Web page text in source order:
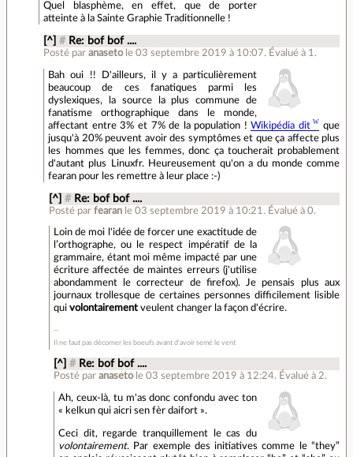
Quel blasphème, en effet, que de porter
atteinte à la Sainte Graphie Traditionnelle !
[^] # Re: bof bof ....
Posté paranaseto le 03 septembre 2019 à 10:07. Évalué à 1 .
Bah oui !! D'ailleurs, il y a particulièrement
beaucoup de ces fanatiques parmi les
dyslexiques, la source la plus commune de
fanatisme orthographique dans le monde,
affectant entre 3% et 7% de la population !Wikipédia dit
que
jusqu'à 20% peuvent avoir des symptômes et que ça affecte plus
les hommes que les femmes, donc ça toucherait probablement
d'autant plus Linuxfr. Heureusement qu'on a du monde comme
fearan pour les remettre à leur place :-)
[^] # Re: bof bof ....
Posté par fearan le 03 septembre 2019 à 10:21 . Évalué à 0.
Loin de moi l'idée de forcer une exactitude de
l’orthographe, ou le respect impératif de la
grammaire, étant moi même impacté par une
écriture affectée de maintes erreurs (j'utilise
abondamment le correcteur de firefox). Je pensais plus aux
journaux trollesque de certaines personnes difficilement lisible
qui volontairementveulent changer la façon d'écrire.
Il ne faut pas décorner les boeufs avant d'avoir semé le vent
[^] # Re: bof bof ....
Posté paranaseto le 03 septembre 2019 à 12:24. Évalué à 2.
Ah, ceux-là, tu m'as donc confondu avec ton
« kelkun qui aicri sen fèr daifort ».
Ceci dit, regarde tranquillement le cas du
volontairement. Par exemple des initiatives comme le “they”